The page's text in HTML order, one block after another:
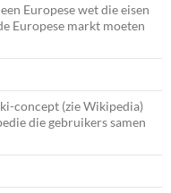
Europese wet die eisen
Europese markt moeten
concept (zie Wikipedia)
die gebruikers samen